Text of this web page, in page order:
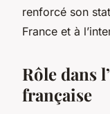
renforcé son
France et à
Rôle dans
française